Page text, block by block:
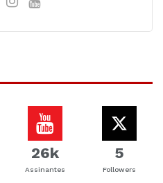
26k
Assinantes
5
Followers